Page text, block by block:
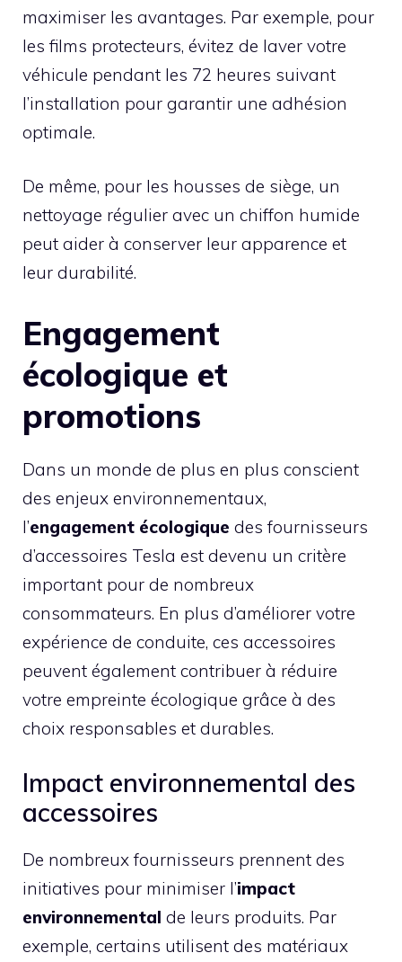
maximiser les avantages. Par exemple, pour
les films protecteurs, évitez de laver votre
véhicule pendant les 72 heures suivant
l’installation pour garantir une adhésion
optimale.
De même, pour les housses de siège, un
nettoyage régulier avec un chiffon humide
peut aider à conserver leur apparence et
leur durabilité.
Engagement
écologique et
promotions
Dans un monde de plus en plus conscient
des enjeux environnementaux,
l’engagement écologique des fournisseurs
d’accessoires Tesla est devenu un critère
important pour de nombreux
consommateurs. En plus d’améliorer votre
expérience de conduite, ces accessoires
peuvent également contribuer à réduire
votre empreinte écologique grâce à des
choix responsables et durables.
Impact environnemental des
accessoires
De nombreux fournisseurs prennent des
initiatives pour minimiser l’impact
environnemental de leurs produits. Par
exemple, certains utilisent des matériaux